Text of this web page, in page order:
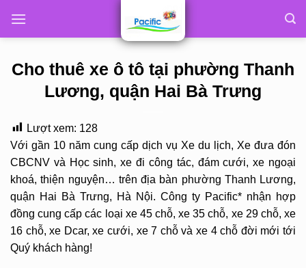
Cho thuê xe ô tô tại phường Thanh
Lương, quận Hai Bà Trưng
Lượt xem: 128
Với gần 10 năm cung cấp dịch vụ Xe du lịch, Xe đưa đón
CBCNV và Học sinh, xe đi công tác, đám cưới, xe ngoại
khoá, thiện nguyện… trên địa bàn phường Thanh Lương,
quận Hai Bà Trưng, Hà Nội. Công ty Pacific* nhận hợp
đồng cung cấp các loại xe 45 chỗ, xe 35 chỗ, xe 29 chỗ, xe
16 chỗ, xe Dcar, xe cưới, xe 7 chỗ và xe 4 chỗ đời mới tới
Quý khách hàng!